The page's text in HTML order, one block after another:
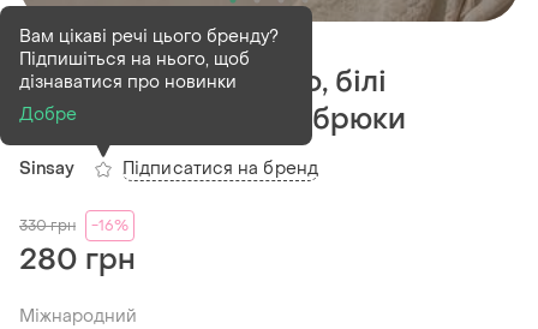
Проданий
Літні брюки палаццо, білі
палаццо, білі жіночі брюки
Sinsay
Вам цікаві речі цього бренду?
Підпишіться на нього, щоб
дізнаватися про новинки
Добре
Підписатися на бренд
330грн -16%
280 грн
Міжнародний